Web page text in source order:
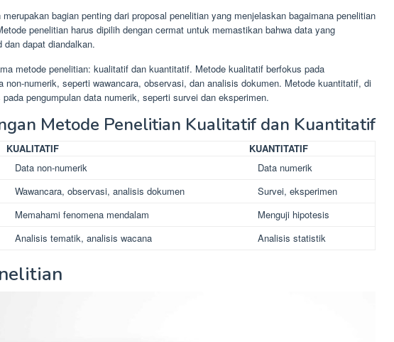
bagian penting dari proposal penelitian yang menjelaskan bagaimana penelitian
penelitian harus dipilih dengan cermat untuk memastikan bahwa data yang
dan dapat diandalkan.
metode penelitian: kualitatif dan kuantitatif. Metode kualitatif berfokus pada
non-numerik, seperti wawancara, observasi, dan analisis dokumen. Metode kuantitatif, di
pengumpulan data numerik, seperti survei dan eksperimen.
Metode Penelitian Kualitatif dan Kuantitatif
KUALITATIF
KUANTITATIF
Data non-numerik
Data numerik
Wawancara, observasi, analisis dokumen
Survei, eksperimen
Memahami fenomena mendalam
Menguji hipotesis
Analisis tematik, analisis wacana Analisis statistik